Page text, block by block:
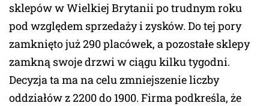
sklepów w Wielkiej Brytanii po trudnym roku
pod względem sprzedaży i zysków. Do tej pory
zamknięto już 290 placówek, a pozostałe sklepy
zamkną swoje drzwi w ciągu kilku tygodni.
Decyzja ta ma na celu zmniejszenie liczby
oddziałów z 2200 do 1900. Firma podkreśla, że